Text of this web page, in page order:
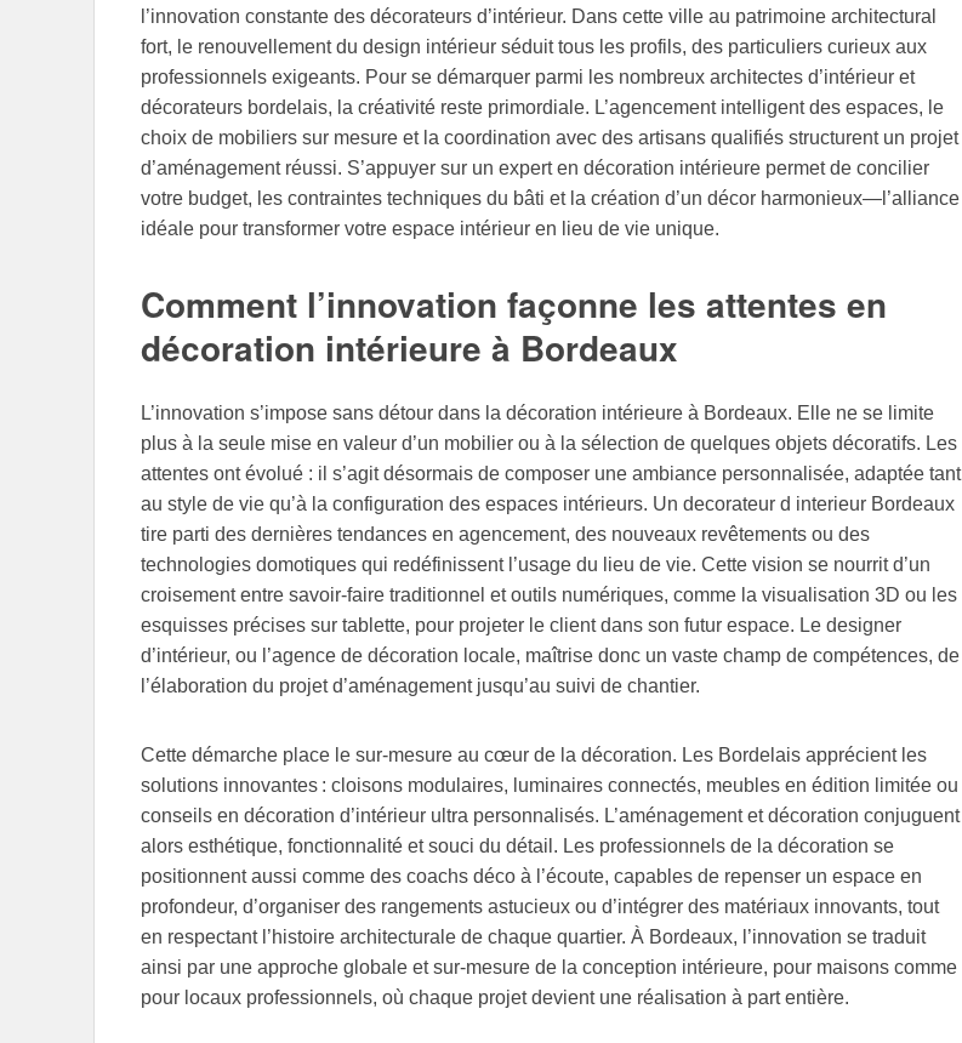
l’innovation constante des décorateurs d’intérieur. Dans cette ville au patrimoine architectural
fort, le renouvellement du design intérieur séduit tous les profils, des particuliers curieux aux
professionnels exigeants. Pour se démarquer parmi les nombreux architectes d’intérieur et
décorateurs bordelais, la créativité reste primordiale. L’agencement intelligent des espaces, le
choix de mobiliers sur mesure et la coordination avec des artisans qualifiés structurent un projet
d’aménagement réussi. S’appuyer sur un expert en décoration intérieure permet de concilier
votre budget, les contraintes techniques du bâti et la création d’un décor harmonieux—l’alliance
idéale pour transformer votre espace intérieur en lieu de vie unique.
Comment l’innovation façonne les attentes en
décoration intérieure à Bordeaux
L’innovation s’impose sans détour dans la décoration intérieure à Bordeaux. Elle ne se limite
plus à la seule mise en valeur d’un mobilier ou à la sélection de quelques objets décoratifs. Les
attentes ont évolué : il s’agit désormais de composer une ambiance personnalisée, adaptée tant
au style de vie qu’à la configuration des espaces intérieurs. Un decorateur d interieur Bordeaux
tire parti des dernières tendances en agencement, des nouveaux revêtements ou des
technologies domotiques qui redéfinissent l’usage du lieu de vie. Cette vision se nourrit d’un
croisement entre savoir-faire traditionnel et outils numériques, comme la visualisation 3D ou les
esquisses précises sur tablette, pour projeter le client dans son futur espace. Le designer
d’intérieur, ou l’agence de décoration locale, maîtrise donc un vaste champ de compétences, de
l’élaboration du projet d’aménagement jusqu’au suivi de chantier.
Cette démarche place le sur-mesure au cœur de la décoration. Les Bordelais apprécient les
solutions innovantes : cloisons modulaires, luminaires connectés, meubles en édition limitée ou
conseils en décoration d’intérieur ultra personnalisés. L’aménagement et décoration conjuguent
alors esthétique, fonctionnalité et souci du détail. Les professionnels de la décoration se
positionnent aussi comme des coachs déco à l’écoute, capables de repenser un espace en
profondeur, d’organiser des rangements astucieux ou d’intégrer des matériaux innovants, tout
en respectant l’histoire architecturale de chaque quartier. À Bordeaux, l’innovation se traduit
ainsi par une approche globale et sur-mesure de la conception intérieure, pour maisons comme
pour locaux professionnels, où chaque projet devient une réalisation à part entière.